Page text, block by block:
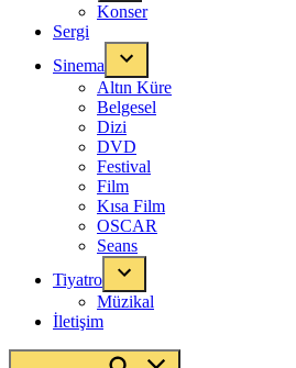
Konser
Sergi
Sinema
Altın Küre
Belgesel
Dizi
DVD
Festival
Film
Kısa Film
OSCAR
Seans
Tiyatro
Müzikal
İletişim